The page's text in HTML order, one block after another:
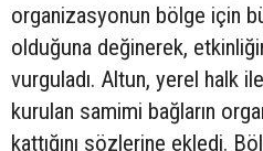
organizasyonun bölge için
olduğuna değinerek,
vurguladı. Altun, yerel halk
kurulan samimi bağların
kattığını sözlerine ekledi.